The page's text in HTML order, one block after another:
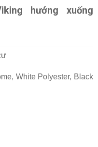
hướng xuống
White Polyester, Black